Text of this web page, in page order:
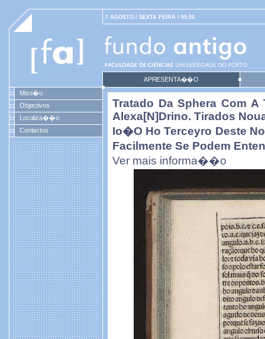
7 AGOSTO / SEXTA FEIRA / 05:06
APRESENTA��O
Miss�o
Objectivos
Localiza��o
Contactos
Tratado Da Sphera Com
Alexa[n]drino. Tirados
Io�o Ho Terceyro Deste
Facilmente Se Podem
Ver mais informa��o